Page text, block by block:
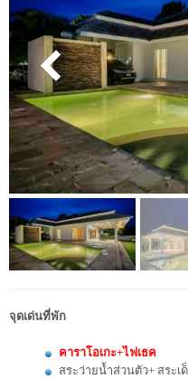
จุดเด่นที่พัก
คาราโอเกะ+ไฟเธค
สระว่ายน้ำส่วนตัว+ สระเ